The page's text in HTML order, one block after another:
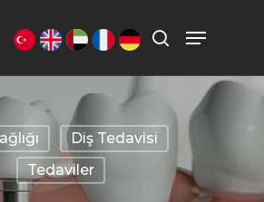
kelimeyi yazarak
Diş Tedavisi
Tedaviler